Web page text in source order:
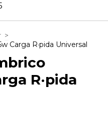
>
Carga R·pida Universal
R·pida